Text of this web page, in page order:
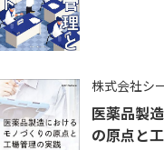
株式会社シ
医薬品製
の原点と